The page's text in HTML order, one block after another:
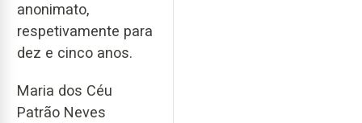
anonimato,
respetivamente para
dez e cinco anos.
Maria dos Céu
Patrão Neves